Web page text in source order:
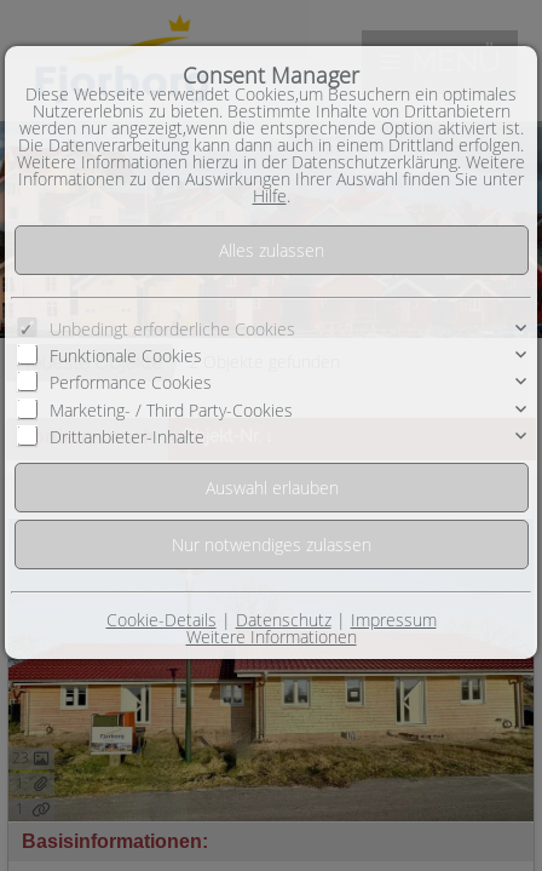
Neueste Objekte 2 Objekte gefunden
Sortieren nach Objekt-Nr. ↓
1
1
23
Basisinformationen:
Consent Manager
Diese Webseite verwendet Cookies,um Besuchern ein optimales
Nutzererlebnis zu bieten. Bestimmte Inhalte von Drittanbietern
werden nur angezeigt,wenn die entsprechende Option aktiviert ist.
Die Datenverarbeitung kann dann auch in einem Drittland erfolgen.
Weitere Informationen hierzu in der Datenschutzerklärung. Weitere
Informationen zu den Auswirkungen Ihrer Auswahl finden Sie unter
Hilfe.
Unbedingt erforderliche Cookies
Funktionale Cookies
Performance Cookies
Marketing- / Third Party-Cookies
Drittanbieter-Inhalte
Cookie-Details | Datenschutz| Impressum
Weitere Informationen